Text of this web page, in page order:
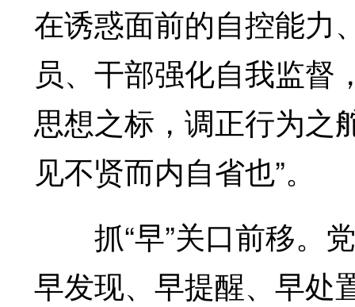
在诱惑面前的自控能力
员、干部强化自我监督
思想之标，调正行为之
见不贤而内自省也”。
抓“早”关口前移。党
早发现、早提醒、早处